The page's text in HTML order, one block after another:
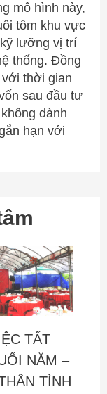
mô hình này,
tôm khu vực
lưỡng vị trí
thống. Đồng
thời gian
sau đầu tư
dành
hạn với
TẤT
NĂM –
TÌNH